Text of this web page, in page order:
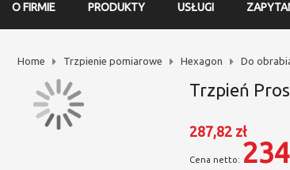
O FIRMIE PRODUKTY USŁUGI
Home Trzpienie pomiarowe Hexagon Do
Trzpień
287,82 zł